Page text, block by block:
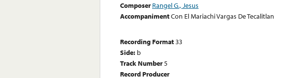
Composer Rangel G., Jesus
AccompanimentCon El Mariachi Vargas De Tecalitlan
Recording Format33
Side: b
Track Number5
Record Producer